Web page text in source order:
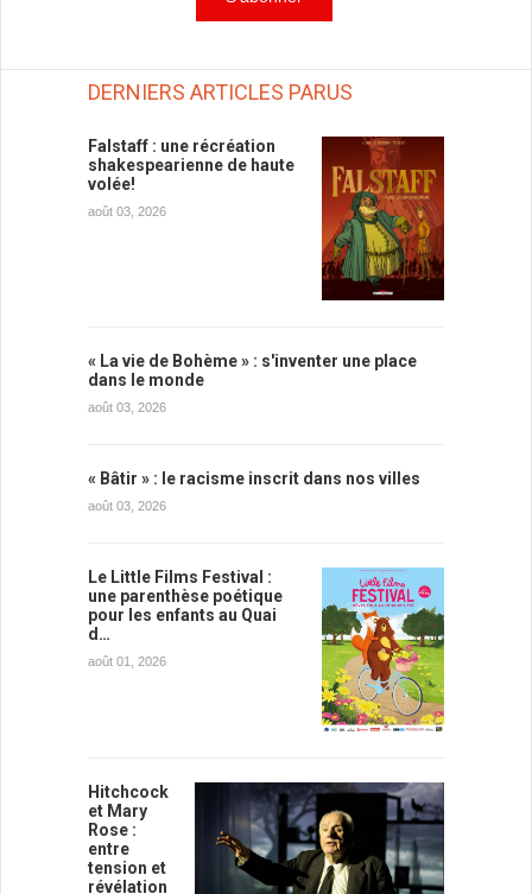
DERNIERS ARTICLES PARUS
Falstaff : une récréation
shakespearienne de haute
volée!
août 03, 2026
« La vie de Bohème » : s'inventer une place
dans le monde
août 03, 2026
« Bâtir » : le racisme inscrit dans nos villes
août 03, 2026
Le Little Films Festival :
une parenthèse poétique
pour les enfants au Quai
d…
août 01, 2026
Hitchcock
et Mary
Rose :
entre
tension et
révélation